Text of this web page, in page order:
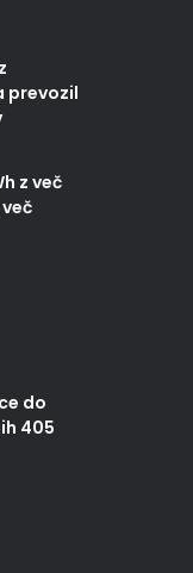
prevozil
z več
do
405